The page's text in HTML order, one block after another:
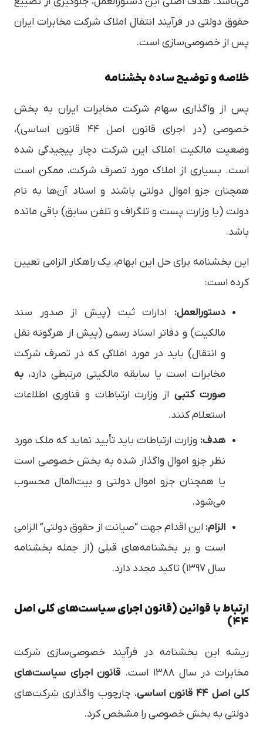
حقوق دولتی در فرآیند انتقال املاک شرکت مخابرات ایران
پس از خصوصی‌سازی است.
خلاصه و توضیح ساده بخشنامه
پس از واگذاری سهام شرکت مخابرات ایران به بخش
خصوصی (در اجرای قانون اصل ۴۴ قانون اساسی)،
وضعیت مالکیت املاک این شرکت دچار پیچیدگی شده
است. بسیاری از املاک مورد تصرف شرکت، ممکن است
همچنان جزو اموال دولتی باشند و اسناد آن‌ها به نام
دولت (یا وزارت پست و تلگراف و تلفن سابق) باقی مانده
باشد.
این بخشنامه برای حل این ابهام، یک راهکار الزامی تعیین
کرده است:
دستورالعمل: ادارات ثبت (پیش از صدور سند
مالکیت) و دفاتر اسناد رسمی (پیش از هرگونه نقل
و انتقال) باید در مورد املاکی که در تصرف شرکت
مخابرات است یا سابقه مالکیتی مرتبطی دارد، به
صورت کتبیاز وزارت ارتباطات و فناوری اطلاعات
استعلام کنند.
هدف: وزارت ارتباطات باید تأیید نماید که ملک مورد
نظر جزو اموال واگذار شده به بخش خصوصی است
یا همچنان جزو اموال دولتی و بیت‌المال محسوب
می‌شود.
الزام: این اقدام جهت “صیانت از حقوق دولتی” الزامی
است و بر بخشنامه‌های قبلی (از جمله بخشنامه
سال ۱۳۹۷) تاکید مجدد دارد.
ارتباط با قوانین (قانون اجرای سیاست‌های کلی اصل
۴۴)
ریشه این بخشنامه در فرآیند خصوصی‌سازی شرکت
مخابرات در سال ۱۳۸۸ است.
قانون اجرای سیاست‌های
کلی اصل ۴۴ قانون اساسی
، چارچوب واگذاری شرکت‌های
دولتی به بخش خصوصی را مشخص کرد.